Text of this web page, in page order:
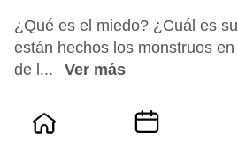
¿Qué es el miedo? ¿Cuál es
están hechos los monstruos
de l...
Ver más